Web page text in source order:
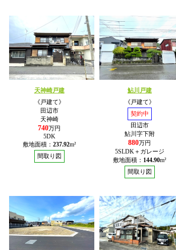
天神崎戸建
《戸建て》
田辺市
天神崎
740万円
5DK
敷地面積： 237.92m²
間取り図
鮎川戸建
《戸建て》
契約中
田辺市
鮎川字下附
880万円
5SLDK＋ガレージ
敷地面積： 144.90m²
間取り図